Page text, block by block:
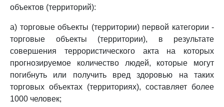
объектов (территорий):
а) торговые объекты (территории) первой категории -
торговые объекты (территории), в результате
совершения террористического акта на которых
прогнозируемое количество людей, которые могут
погибнуть или получить вред здоровью на таких
торговых объектах (территориях), составляет более
1000 человек;